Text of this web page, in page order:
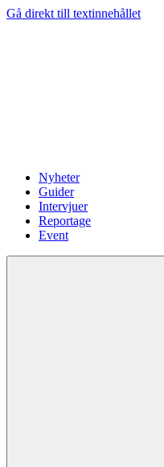
Gå direkt till textinnehållet
Nyheter
Guider
Intervjuer
Reportage
Event